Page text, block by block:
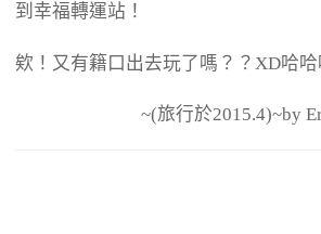
到幸福轉運站！
欸！又有籍口出去玩了嗎？？XD哈哈
~(旅行於2015.4)~by